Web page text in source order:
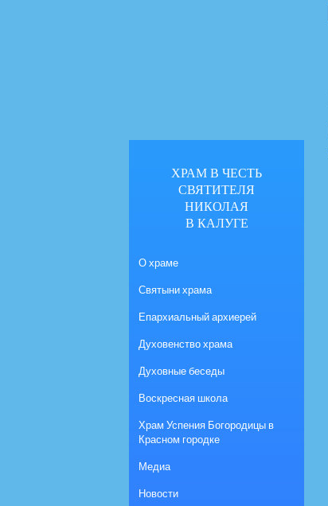
ХРАМ В ЧЕСТЬ
СВЯТИТЕЛЯ
НИКОЛАЯ
В КАЛУГЕ
О храме
Святыни храма
Епархиальный архиерей
Духовенство храма
Духовные беседы
Воскресная школа
Храм Успения Богородицы в
Красном городке
Медиа
Новости